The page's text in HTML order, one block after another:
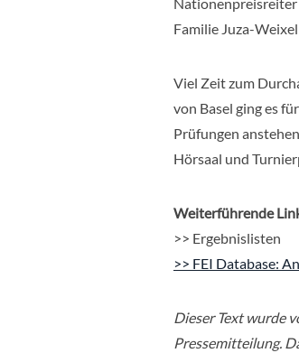
Familie Juza-
Viel Zeit zum
von Basel ging es
Prüfungen
Hörsaal und
Weiterführende
>> Ergebnislisten
>> FEI Database:
Dieser Text wurde
Pressemitteilung.